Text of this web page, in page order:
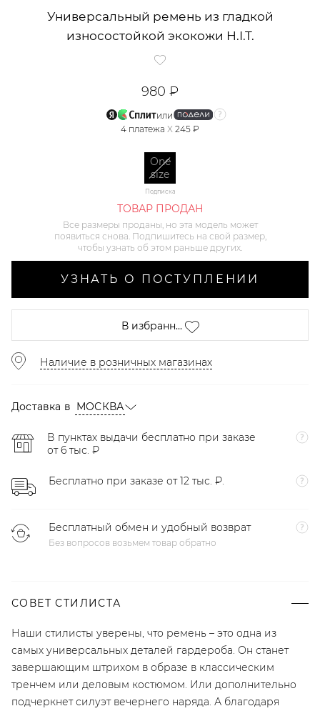
Универсальный ремень из гладкой
износостойкой экокожи H.I.T.
980 ₽
или
4 платежа X 245 ₽
One
size
Подписка
ТОВАР ПРОДАН
Все размеры проданы, но эта модель может
появиться снова. Подпишитесь на свой размер,
чтобы узнать об этом раньше других.
УЗНАТЬ О ПОСТУПЛЕНИИ
В избранн...
Наличие в розничных магазинах
Доставка в МОСКВА
В пунктах выдачи бесплатно при заказе
от 6 тыс. ₽
Бесплатно при заказе от 12 тыс. ₽.
Бесплатный обмен и удобный возврат
Без вопросов возьмем товар обратно
СОВЕТ СТИЛИСТА
Наши стилисты уверены, что ремень – это одна из
самых универсальных деталей гардероба. Он станет
завершающим штрихом в образе в классическим
тренчем или деловым костюмом. Или дополнительно
подчеркнет силуэт вечернего наряда. А благодаря